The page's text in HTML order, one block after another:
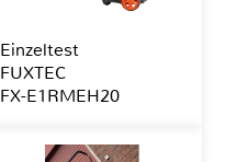
Einzeltest
FUXTEC
FX-E1RMEH20